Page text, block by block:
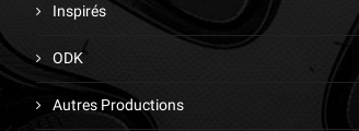
Inspirés
ODK
Autres Productions